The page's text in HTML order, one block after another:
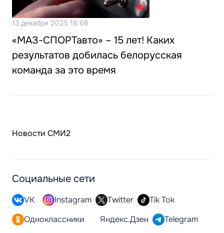
13 декабря 2025 18:08
«МАЗ-СПОРТавто» – 15 лет! Каких
результатов добилась белорусская
команда за это время
Новости СМИ2
Социальные сети
VK Instagram Twitter
Tik Tok
Одноклассники
Яндекс.Дзен
Telegram